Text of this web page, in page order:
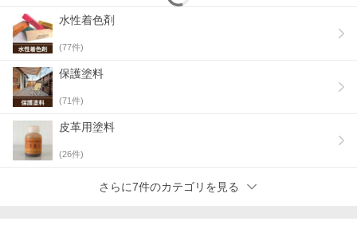
水性着色剤
(77件)
保護塗料
(71件)
皮革用塗料
(26件)
さらに7件のカテゴリを見る